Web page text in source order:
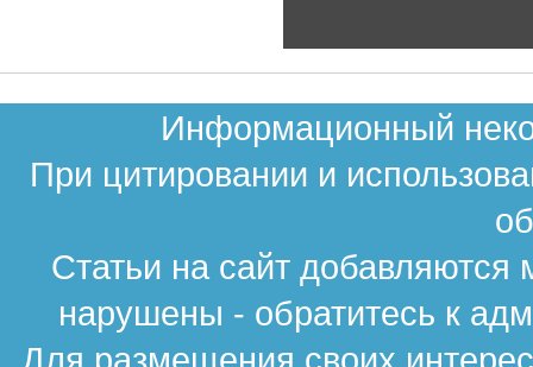
Информационный
При цитировании и
Статьи на сайт
нарушены - обратитесь к